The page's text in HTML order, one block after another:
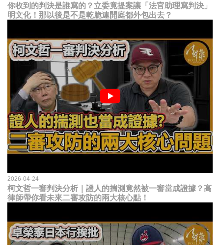
你收到的判決是誰寫的？立委竟提案讓「法官助理寫判決」
明文化！那以後是不是乾脆連開庭都外包出去？
2026-04-24
柯文哲一審判決分析｜證人的揣測竟然被一審當成證據？高
律師帶你看未來二審攻防的兩大核心點！